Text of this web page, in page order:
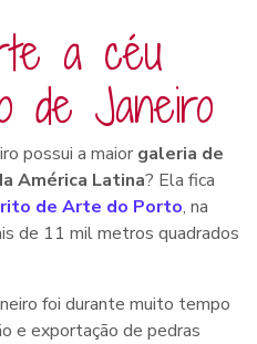
a céu
de Janeiro
possui a maior galeria de
América Latina? Ela fica
de Arte do Porto, na
de 11 mil metros quadrados
foi durante muito tempo
e exportação de pedras